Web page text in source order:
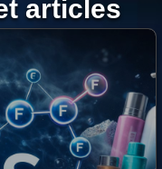
articles